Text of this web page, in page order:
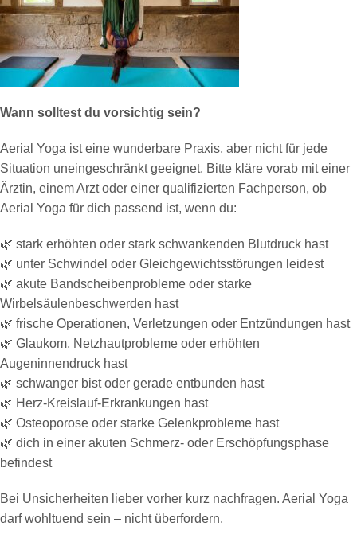
Wann solltest du vorsichtig sein?
Aerial Yoga ist eine wunderbare Praxis, aber nicht für jede
Situation uneingeschränkt geeignet. Bitte kläre vorab mit einer
Ärztin, einem Arzt oder einer qualifizierten Fachperson, ob
Aerial Yoga für dich passend ist, wenn du:
🌿 stark erhöhten oder stark schwankenden Blutdruck hast
🌿 unter Schwindel oder Gleichgewichtsstörungen leidest
🌿 akute Bandscheibenprobleme oder starke
Wirbelsäulenbeschwerden hast
🌿 frische Operationen, Verletzungen oder Entzündungen hast
🌿 Glaukom, Netzhautprobleme oder erhöhten
Augeninnendruck hast
🌿 schwanger bist oder gerade entbunden hast
🌿 Herz-Kreislauf-Erkrankungen hast
🌿 Osteoporose oder starke Gelenkprobleme hast
🌿 dich in einer akuten Schmerz- oder Erschöpfungsphase
befindest
Bei Unsicherheiten lieber vorher kurz nachfragen. Aerial Yoga
darf wohltuend sein – nicht überfordern.